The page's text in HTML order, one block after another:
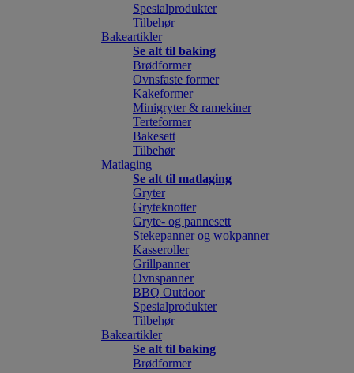
Spesialprodukter
Tilbehør
Bakeartikler
Se alt til baking
Brødformer
Ovnsfaste former
Kakeformer
Minigryter & ramekiner
Terteformer
Bakesett
Tilbehør
Matlaging
Se alt til matlaging
Gryter
Gryteknotter
Gryte- og pannesett
Stekepanner og wokpanner
Kasseroller
Grillpanner
Ovnspanner
BBQ Outdoor
Spesialprodukter
Tilbehør
Bakeartikler
Se alt til baking
Brødformer